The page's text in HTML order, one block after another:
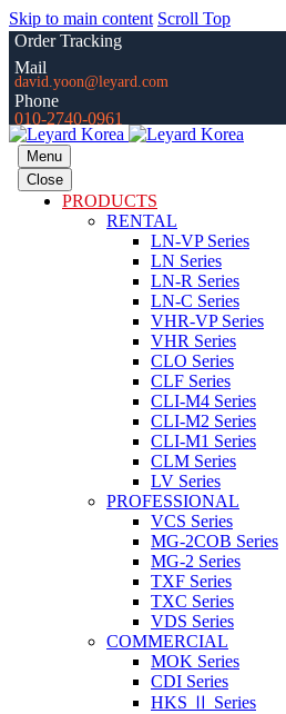
Skip to main content Scroll Top
Order Tracking
Mail
david.yoon@leyard.com
Phone
010-2740-0961
Menu
Close
PRODUCTS
RENTAL
LN-VP Series
LN Series
LN-R Series
LN-C Series
VHR-VP Series
VHR Series
CLO Series
CLF Series
CLI-M4 Series
CLI-M2 Series
CLI-M1 Series
CLM Series
LV Series
PROFESSIONAL
VCS Series
MG-2COB Series
MG-2 Series
TXF Series
TXC Series
VDS Series
COMMERCIAL
MOK Series
CDI Series
HKS Ⅱ Series